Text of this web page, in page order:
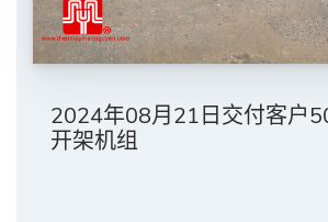
2024年08月21日交付客户
开架机组